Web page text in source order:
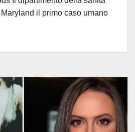
il primo caso umano